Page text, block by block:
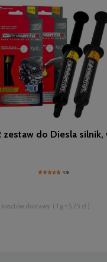
zestaw do Diesla
4.9
kosztów dostawy ( 1 g = 5,75 zł )